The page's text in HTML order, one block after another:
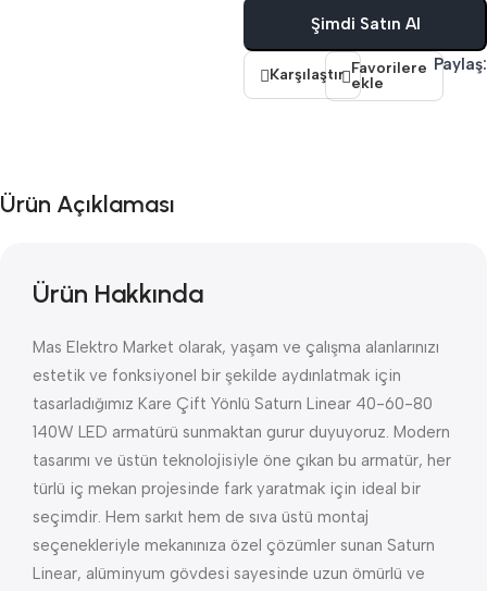
Şimdi Satın Al
Karşılaştır Favorilere
ekle
Paylaş:
Ürün Açıklaması
Ürün Hakkında
Mas Elektro Market olarak, yaşam ve çalışma alanlarınızı
estetik ve fonksiyonel bir şekilde aydınlatmak için
tasarladığımız Kare Çift Yönlü Saturn Linear 40-60-80
140W LED armatürü sunmaktan gurur duyuyoruz. Modern
tasarımı ve üstün teknolojisiyle öne çıkan bu armatür, her
türlü iç mekan projesinde fark yaratmak için ideal bir
seçimdir. Hem sarkıt hem de sıva üstü montaj
seçenekleriyle mekanınıza özel çözümler sunan Saturn
Linear, alüminyum gövdesi sayesinde uzun ömürlü ve